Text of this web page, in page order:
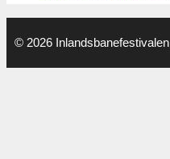
© 2026 Inlandsbanefestivalen